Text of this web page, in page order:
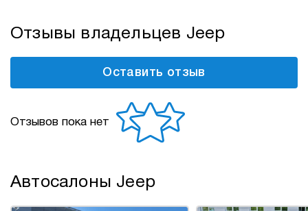
Отзывы владельцев Jeep
Оставить отзыв
Отзывов пока нет
Автосалоны Jeep